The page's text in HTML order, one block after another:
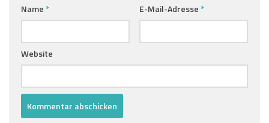
Name * E-Mail-Adresse *
Website